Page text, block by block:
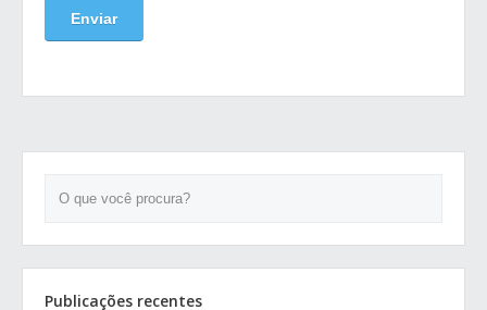
Publicações recentes